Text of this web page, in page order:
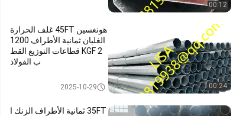
00:12
00:24
هونغسين 45FT غلف الحرارة
الغليان ثمانية الأطراف 1200
KGF 2 قطاعات التوزيع القط
ب الفولاذ
توزيع القطب الصلب2025-10-29
35FT ثمانية الأطراف الزنك ا